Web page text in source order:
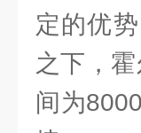
定的优
之下，
间为